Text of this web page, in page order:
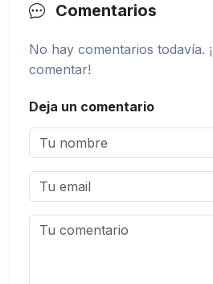
Comentarios
No hay comentarios todavía.
comentar!
Deja un comentario